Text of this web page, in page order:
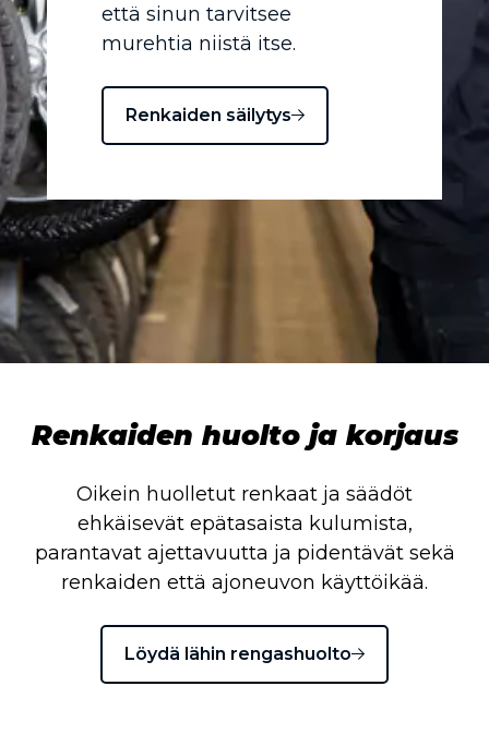
että sinun tarvitsee
murehtia niistä itse.
Renkaiden säilytys
Renkaiden huolto ja korjaus
Oikein huolletut renkaat ja säädöt
ehkäisevät epätasaista kulumista,
parantavat ajettavuutta ja pidentävät sekä
renkaiden että ajoneuvon käyttöikää.
Löydä lähin rengashuolto